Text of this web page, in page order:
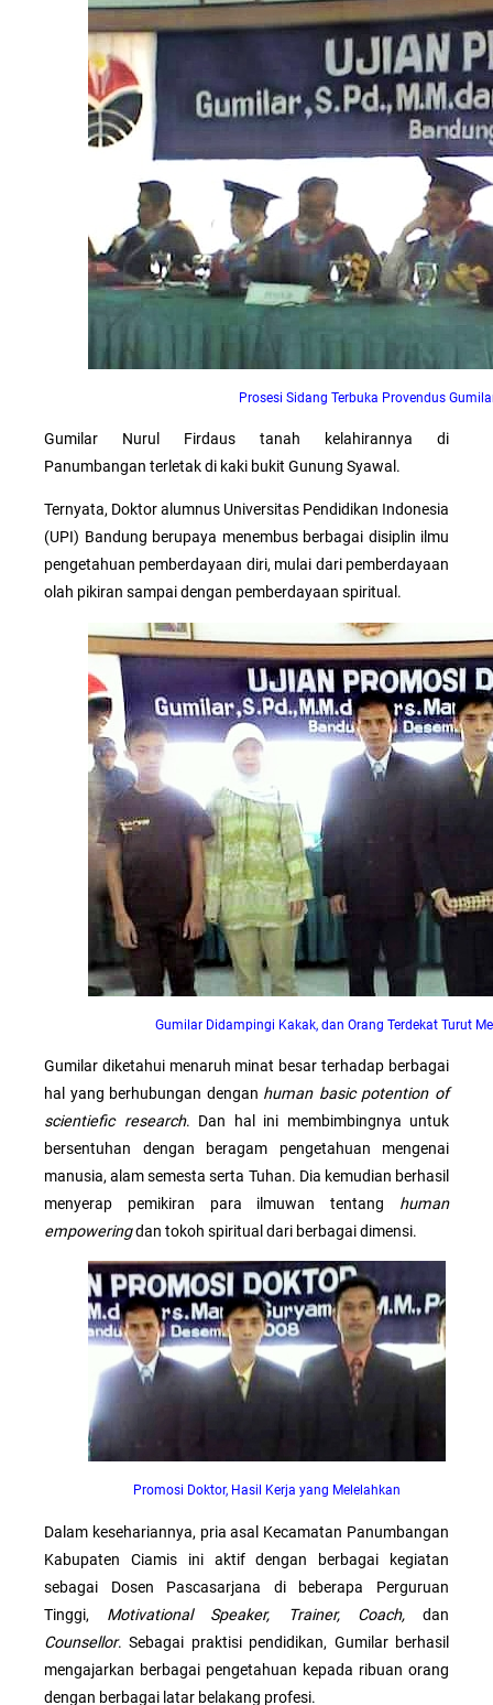
Prosesi Sidang Terbuka Provendus
Gumilar Nurul Firdaus tanah kelahirannya di
Panumbangan terletak di kaki bukit Gunung Syawal.
Ternyata, Doktor alumnus Universitas Pendidikan Indonesia
(UPI) Bandung berupaya menembus berbagai disiplin ilmu
pengetahuan pemberdayaan diri, mulai dari pemberdayaan
olah pikiran sampai dengan pemberdayaan spiritual.
Gumilar Didampingi Kakak, dan Orang Terdekat Turut
Gumilar diketahui menaruh minat besar terhadap berbagai
hal yang berhubungan dengan human basic potention of
scientiefic research. Dan hal ini membimbingnya untuk
bersentuhan dengan beragam pengetahuan mengenai
manusia, alam semesta serta Tuhan. Dia kemudian berhasil
menyerap pemikiran para ilmuwan tentang human
empoweringdan tokoh spiritual dari berbagai dimensi.
Promosi Doktor, Hasil Kerja yang Melelahkan
Dalam kesehariannya, pria asal Kecamatan Panumbangan
Kabupaten Ciamis ini aktif dengan berbagai kegiatan
sebagai Dosen Pascasarjana di beberapa Perguruan
Tinggi, Motivational Speaker, Trainer, Coach, dan
Counsellor. Sebagai praktisi pendidikan, Gumilar berhasil
mengajarkan berbagai pengetahuan kepada ribuan orang
dengan berbagai latar belakang profesi.